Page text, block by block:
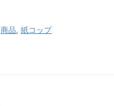
商品, 紙コップ